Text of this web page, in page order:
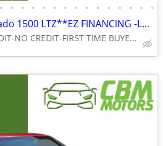
• • • • • • • • • • • • • • •
2019 Chevrolet Silverado 1500 LTZ**EZ FINANCING -LOW DOWN!
BAD CREDIT-NO CREDIT-FIRST TIME BUYER-NO PROBLEM! 👌